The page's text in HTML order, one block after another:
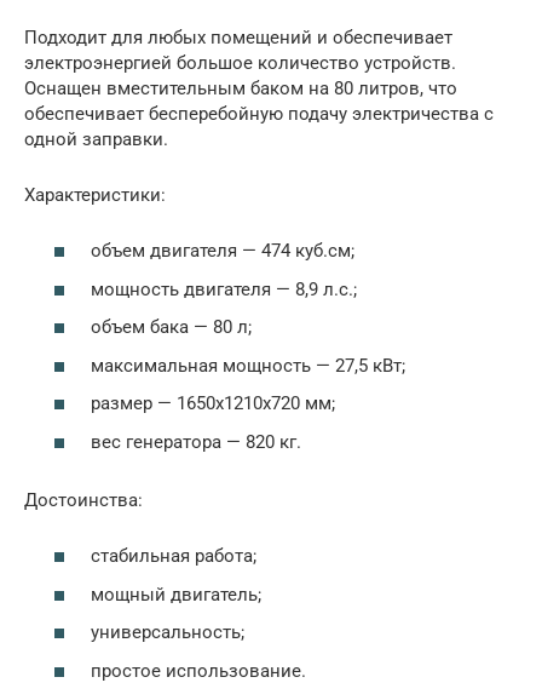
Подходит для любых помещений и обеспечивает
электроэнергией большое количество устройств.
Оснащен вместительным баком на 80 литров, что
обеспечивает бесперебойную подачу электричества с
одной заправки.
Характеристики:
объем двигателя — 474 куб.см;
мощность двигателя — 8,9 л.с.;
объем бака — 80 л;
максимальная мощность — 27,5 кВт;
размер — 1650x1210x720 мм;
вес генератора — 820 кг.
Достоинства:
стабильная работа;
мощный двигатель;
универсальность;
простое использование.